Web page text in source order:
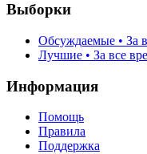
Выборки
Обсуждаемые • За
Лучшие • За все
Информация
Помощь
Правила
Поддержка